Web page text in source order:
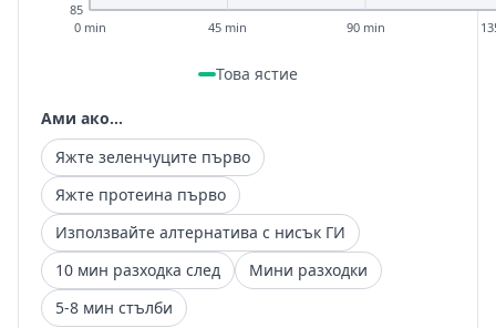
85
0 min 45 min 90 min
Това ястие
Ами ако...
Яжте зеленчуците първо
Яжте протеина първо
Използвайте алтернатива с нисък ГИ
10 мин разходка след
Мини разходки
5-8 мин стълби